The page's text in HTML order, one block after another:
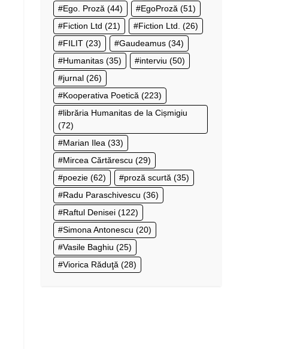
Ego. Proză (44) EgoProză (51)
Fiction Ltd (21) Fiction Ltd. (26)
FILIT (23) Gaudeamus (34)
Humanitas (35) interviu (50)
jurnal (26)
Kooperativa Poetică (223)
librăria Humanitas de la Cișmigiu
(72)
Marian Ilea (33)
Mircea Cărtărescu (29)
poezie (62) proză scurtă (35)
Radu Paraschivescu (36)
Raftul Denisei (122)
Simona Antonescu (20)
Vasile Baghiu (25)
Viorica Răduţă (28)